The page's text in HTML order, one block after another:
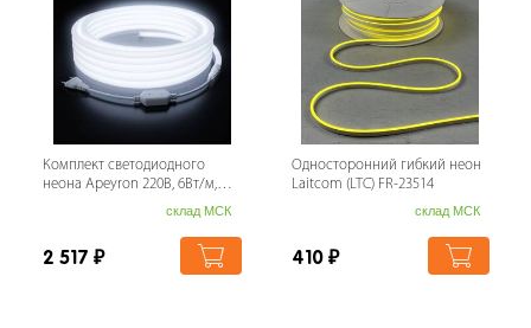
Комплект светодиодного
неона Apeyron 220В, 6Вт/м,
300лм/м, 6500К, smd 2835,
склад МСК
2 517 ₽
Односторонний гибкий неон
Laitcom (LTC) FR-23514
склад МСК
410 ₽